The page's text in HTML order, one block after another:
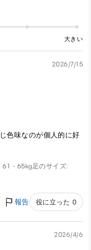
大きい
2026/7/15
色味なのが個人的に好
61 - 65kg足のサイズ:
報告 役に立った 0
2026/4/6